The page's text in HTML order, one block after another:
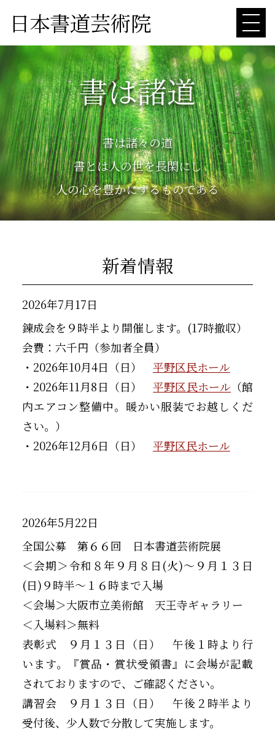
日本書道芸術院
書は諸道
書は諸々の道
書とは人の世を長閑にし
人の心を豊かにするものである
新着情報
2026年7月17日
錬成会を９時半より開催します。(17時撤収）
会費：六千円（参加者全員）
・2026年10月4日（日） 平野区民ホール
・2026年11月8日（日）平野区民ホール （館
内エアコン整備中。暖かい服装でお越しくだ
さい。）
・2026年12月6日（日） 平野区民ホール
2026年5月22日
全国公募 第６６回 日本書道芸術院展
＜会期＞令和８年９月８日(火)～９月１３日
(日)９時半～１６時まで入場
＜会場＞大阪市立美術館 天王寺ギャラリー
＜入場料＞無料
表彰式 ９月１３日（日） 午後１時より行
います。『賞品・賞状受領書』に会場が記載
されておりますので、ご確認ください。
講習会 ９月１３日（日） 午後２時半より
受付後、少人数で分散して実施します。